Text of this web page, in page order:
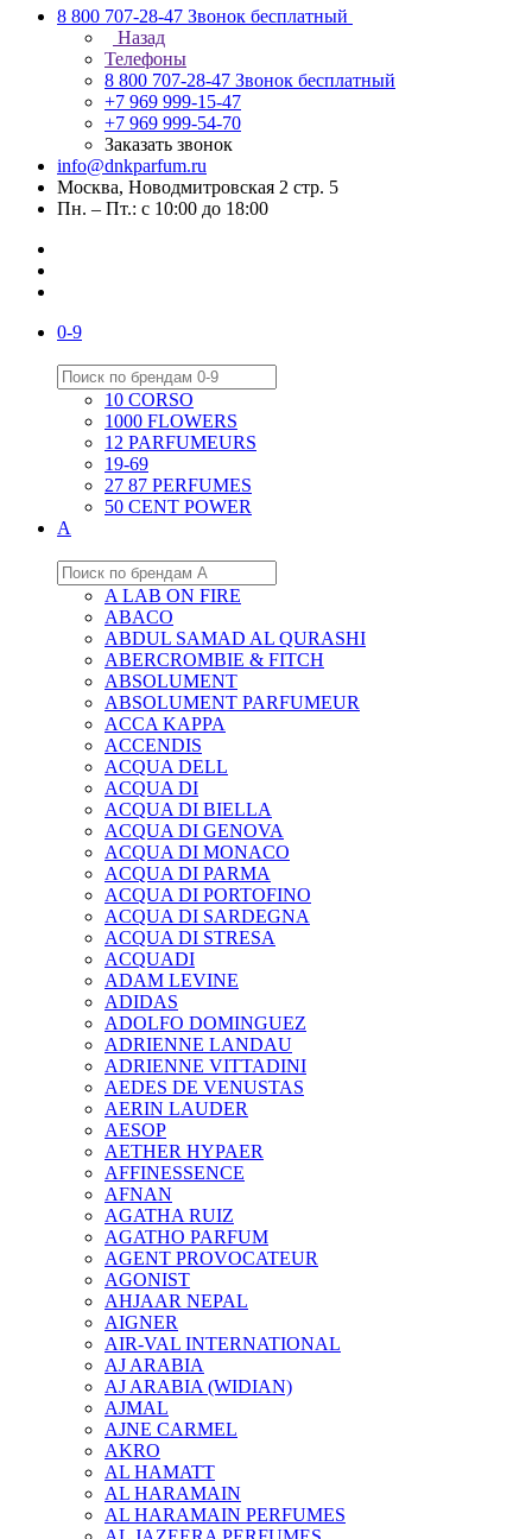
8 800 707-28-47 Звонок бесплатный
Назад
Телефоны
8 800 707-28-47 Звонок бесплатный
+7 969 999-15-47
+7 969 999-54-70
Заказать звонок
info@dnkparfum.ru
Москва, Новодмитровская 2 стр. 5
Пн. – Пт.: с 10:00 до 18:00
0-9
10 CORSO
1000 FLOWERS
12 PARFUMEURS
19-69
27 87 PERFUMES
50 CENT POWER
A
A LAB ON FIRE
ABACO
ABDUL SAMAD AL QURASHI
ABERCROMBIE & FITCH
ABSOLUMENT
ABSOLUMENT PARFUMEUR
ACCA KAPPA
ACCENDIS
ACQUA DELL
ACQUA DI
ACQUA DI BIELLA
ACQUA DI GENOVA
ACQUA DI MONACO
ACQUA DI PARMA
ACQUA DI PORTOFINO
ACQUA DI SARDEGNA
ACQUA DI STRESA
ACQUADI
ADAM LEVINE
ADIDAS
ADOLFO DOMINGUEZ
ADRIENNE LANDAU
ADRIENNE VITTADINI
AEDES DE VENUSTAS
AERIN LAUDER
AESOP
AETHER HYPAER
AFFINESSENCE
AFNAN
AGATHA RUIZ
AGATHO PARFUM
AGENT PROVOCATEUR
AGONIST
AHJAAR NEPAL
AIGNER
AIR-VAL INTERNATIONAL
AJ ARABIA
AJ ARABIA (WIDIAN)
AJMAL
AJNE CARMEL
AKRO
AL HAMATT
AL HARAMAIN
AL HARAMAIN PERFUMES